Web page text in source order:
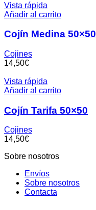
Vista rápida
Añadir al carrito
Cojín Medina 50×50
Cojines
14,50€
Vista rápida
Añadir al carrito
Cojín Tarifa 50×50
Cojines
14,50€
Sobre nosotros
Envíos
Sobre nosotros
Contacta